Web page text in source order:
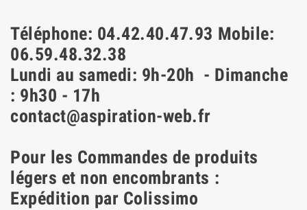
Téléphone: 04.42.40.47.93 Mobile:
06.59.48.32.38
Lundi au samedi: 9h-20h - Dimanche
: 9h30 - 17h
contact@aspiration-web.fr
Pour les Commandes de produits
légers et non encombrants :
Expédition par Colissimo